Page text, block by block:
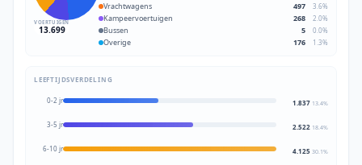
VOERTUIGEN
13.699
Vrachtwagens 497 3.6%
Kampeervoertuigen 268 2.0%
Bussen 5 0.0%
Overige 176 1.3%
LEEFTIJDSVERDELING
0-2 jr 1.837 13.4%
3-5 jr 2.522 18.4%
6-10 jr 4.125 30.1%